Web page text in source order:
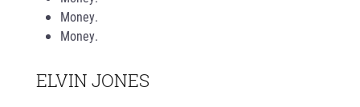
Money.
Money.
ELVIN JONES